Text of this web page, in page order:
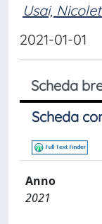
Usai,
2021-01-01
Scheda
Scheda
Anno
2021